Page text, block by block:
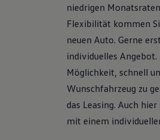
niedrigen
Flexibilität kommen
neuen Auto. Gerne
individuelles
Möglichkeit, schnell
Wunschfahrzeug zu
das Leasing. Auch
mit einem